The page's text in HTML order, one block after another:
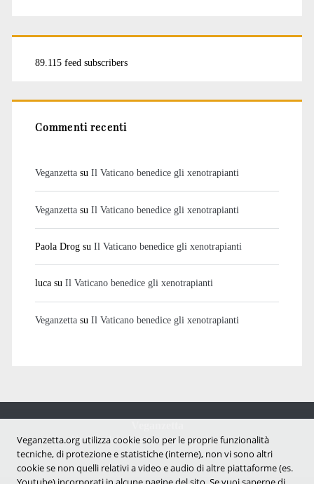
89.115 feed subscribers
Commenti recenti
Veganzettasu Il Vaticano benedice gli xenotrapianti
Veganzettasu Il Vaticano benedice gli xenotrapianti
Paola Drogsu Il Vaticano benedice gli xenotrapianti
lucasu Il Vaticano benedice gli xenotrapianti
Veganzettasu Il Vaticano benedice gli xenotrapianti
Notizie dal mondo vegan e antispecista
Veganzetta.org utilizza cookie solo per le proprie funzionalità
tecniche, di protezione e statistiche (interne), non vi sono altri
cookie se non quelli relativi a video e audio di altre piattaforme (es.